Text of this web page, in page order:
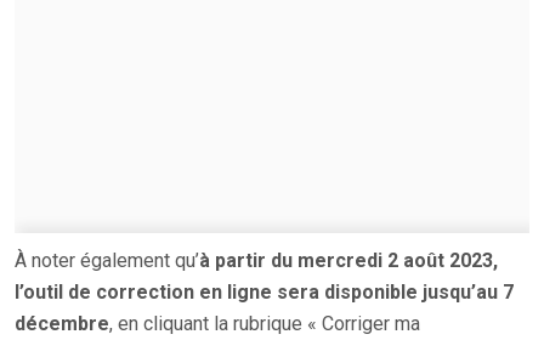
À noter également qu’à partir du mercredi 2 août 2023,
l’outil de correction en ligne sera disponible jusqu’au 7
décembre, en cliquant la rubrique « Corriger ma